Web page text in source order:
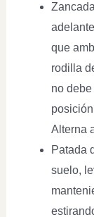
que
rodilla
no
Alterna
Patada
suelo,